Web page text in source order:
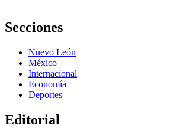
Secciones
Nuevo León
México
Internacional
Economía
Deportes
Editorial